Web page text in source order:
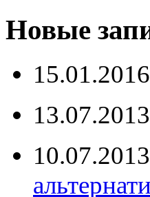
Новые
15.01.2016
13.07.2013
10.07.2013